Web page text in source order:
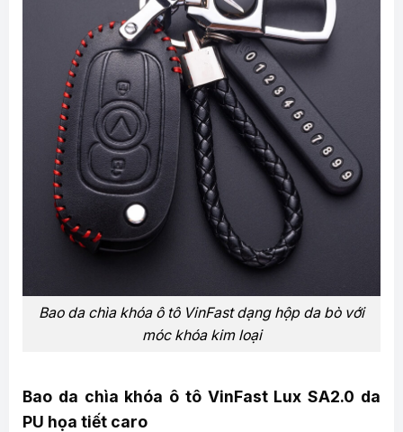
Bao da chìa khóa ô tô VinFast dạng hộp da bò với
móc khóa kim loại
Bao da chìa khóa ô tô VinFast Lux SA2.0 da
PU họa tiết caro